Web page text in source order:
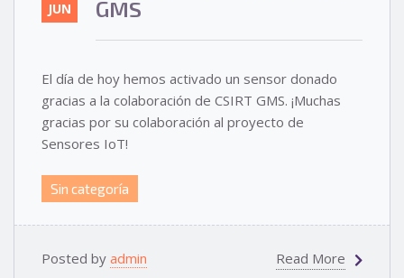
JUN
GMS
El día de hoy hemos activado un sensor donado
gracias a la colaboración de CSIRT GMS. ¡Muchas
gracias por su colaboración al proyecto de
Sensores IoT!
Sin categoría
Posted by admin Read More